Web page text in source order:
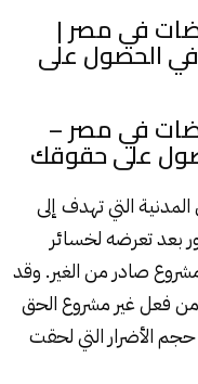
في مصر |
الحصول على
في مصر –
على حقوقك
التي تهدف إلى
بعد تعرضه لخسائر
صادر من الغير. وقد
فعل غير مشروع الحق
الأضرار التي لحقت